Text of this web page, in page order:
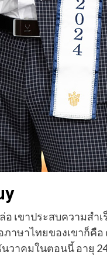
เขาประสบความสำ
าษาไทยของเขาก็คือ
วาคมในตอนนี้ อายุ